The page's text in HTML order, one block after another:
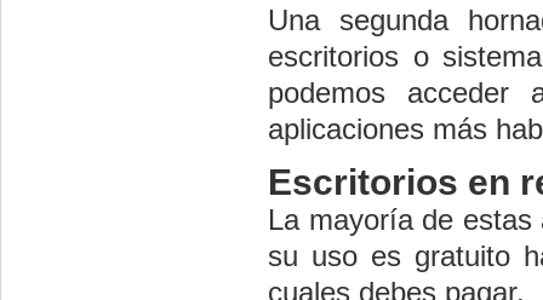
Una segunda
escritorios o
podemos acceder
aplicaciones más
Escritorios en
La mayoría de estas
su uso es gratuito
cuales debes pagar.